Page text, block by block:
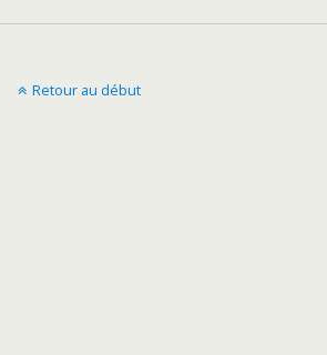
Retour au début